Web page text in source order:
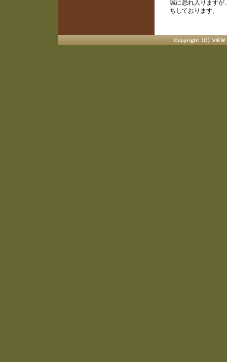
誠に恐れ入りますが
ちしております。